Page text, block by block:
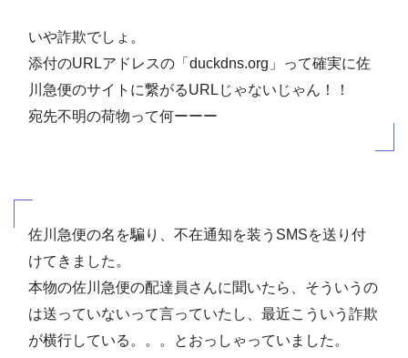
いや詐欺でしょ。
添付のURLアドレスの「duckdns.org」って確実に佐
川急便のサイトに繋がるURLじゃないじゃん！！
宛先不明の荷物って何ーーー
佐川急便の名を騙り、不在通知を装うSMSを送り付
けてきました。
本物の佐川急便の配達員さんに聞いたら、そういうの
は送っていないって言っていたし、最近こういう詐欺
が横行している。。。とおっしゃっていました。